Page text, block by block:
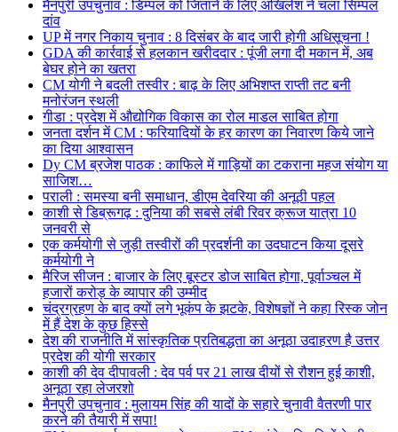
मैनपुरी उपचुनाव : डिम्पल को जिताने के लिए अखिलेश ने चला सिम्पल
दांव
UP में नगर निकाय चुनाव : 8 दिसंबर के बाद जारी होगी अधिसूचना !
GDA की कार्रवाई से हलकान खरीददार : पूंजी लगा दी मकान में, अब
बेघर होने का खतरा
CM योगी ने बदली तस्वीर : बाढ़ के लिए अभिशप्त राप्ती तट बनी
मनोरंजन स्थली
गीडा : प्रदेश में औद्योगिक विकास का रोल माडल साबित होगा
जनता दर्शन में CM : फरियादियों के हर कारण का निवारण किये जाने
का दिया आश्वासन
Dy CM ब्रजेश पाठक : काफिले में गाड़ियों का टकराना महज संयोग या
साजिश…
पराली : समस्या बनी समाधान, डीएम देवरिया की अनूठी पहल
काशी से डिब्रूगढ़ : दुनिया की सबसे लंबी रिवर क्रूज यात्रा 10
जनवरी से
एक कर्मयोगी से जुड़ी तस्वीरों की प्रदर्शनी का उदघाटन किया दूसरे
कर्मयोगी ने
मैरिज सीजन : बाजार के लिए बूस्टर डोज साबित होगा, पूर्वाञ्चल में
हजारों करोड़ के व्यापार की उम्मीद
चंद्रग्रहण के बाद क्यों लगे भूकंप के झटके, विशेषज्ञों ने कहा रिस्क जोन
में हैं देश के कुछ हिस्से
देश की राजनीति में सांस्कृतिक प्रतिबद्धता का अनूठा उदाहरण है उत्तर
प्रदेश की योगी सरकार
काशी की देव दीपावली : देव पर्व पर 21 लाख दीयों से रौशन हुई काशी,
अनूठा रहा लेजरशो
मैनपुरी उपचुनाव : मुलायम सिंह की यादों के सहारे चुनावी वैतरणी पार
करने की तैयारी में सपा!